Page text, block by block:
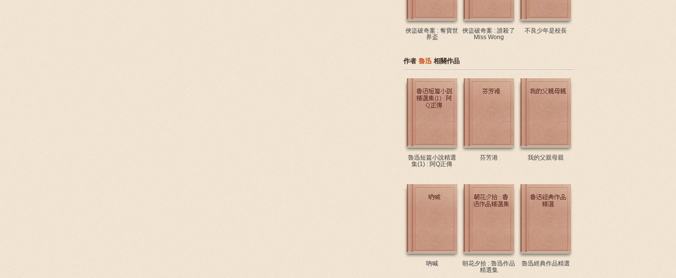
俠盜破奇案 : 奪寶世
界盃
俠盜破奇案 : 誰殺了
Miss Wong
不良少年是校長
作者 魯迅 相關作品
魯迅短篇小說精選
集(1) : 阿Q正傳
芬芳港 我的父親母親
吶喊
朝花夕拾 : 魯迅作品
精選集
魯迅經典作品精選